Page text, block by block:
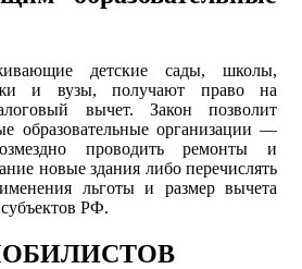
детские сады, школы,
и вузы, получают право на
вычет. Закон позволит
образовательные организации —
проводить ремонты и
новые здания либо перечислять
льготы и размер вычета
РФ.